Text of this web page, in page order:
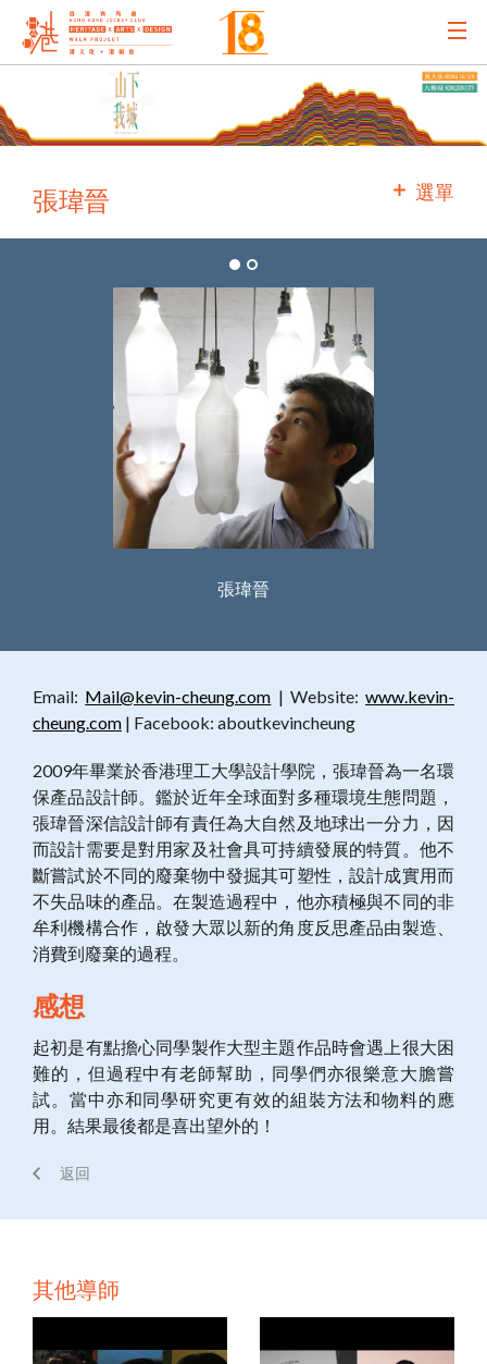
主辦機構
主要贊助
選單
張瑋晉
張瑋晉
Email: Mail@kevin-cheung.com | Website: www.kevin-
cheung.com | Facebook: aboutkevincheung
2009年畢業於香港理工大學設計學院，張瑋晉為一名環
保產品設計師。鑑於近年全球面對多種環境生態問題，
張瑋晉深信設計師有責任為大自然及地球出一分力，因
而設計需要是對用家及社會具可持續發展的特質。他不
斷嘗試於不同的廢棄物中發掘其可塑性，設計成實用而
不失品味的產品。在製造過程中，他亦積極與不同的非
牟利機構合作，啟發大眾以新的角度反思產品由製造、
消費到廢棄的過程。
感想
起初是有點擔心同學製作大型主題作品時會遇上很大困
難的，但過程中有老師幫助，同學們亦很樂意大膽嘗
試。當中亦和同學研究更有效的組裝方法和物料的應
用。結果最後都是喜出望外的！
返回
其他導師